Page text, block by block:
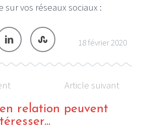
sur vos réseaux sociaux :
18 février 2020
Article suivant
relation peuvent